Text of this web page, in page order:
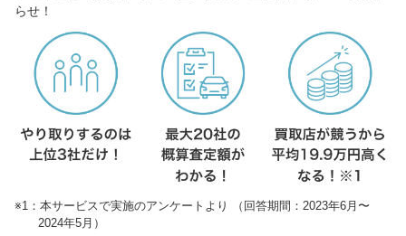
らせ！
※1：本サービスで実施のアンケートより （回答期間：2023年6月〜
2024年5月）